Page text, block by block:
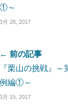
①～
3月 28, 2017
← 前の記事
『栗山の挑戦』
例編①～
3月 15, 2017